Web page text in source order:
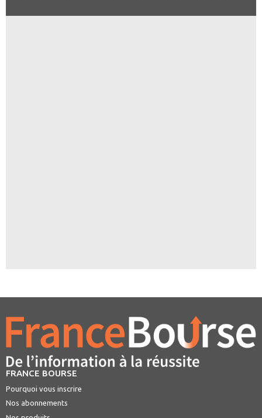
FRANCE BOURSE
Pourquoi vous inscrire
Nos abonnements